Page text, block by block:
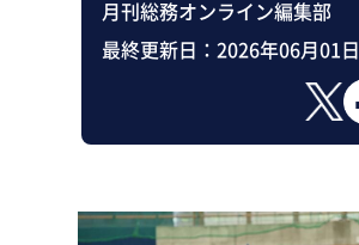
月刊総務オンライン編集部
最終更新日： 2026年06月01日